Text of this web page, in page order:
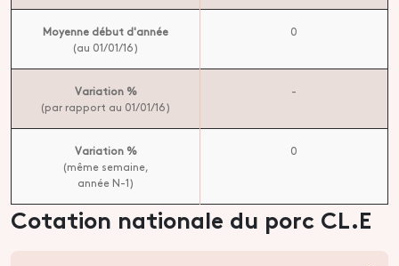
Moyenne début d'année
(au 01/01/16)
0
Variation %
(par rapport au 01/01/16)
-
Variation %
(même semaine,
année N-1)
0
Cotation nationale du porc CL.E